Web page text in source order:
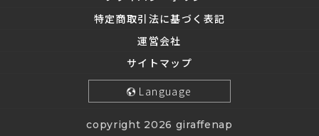
特定商取引法に基づく表記
運営会社
サイトマップ
Language
copyright 2026 giraffenap